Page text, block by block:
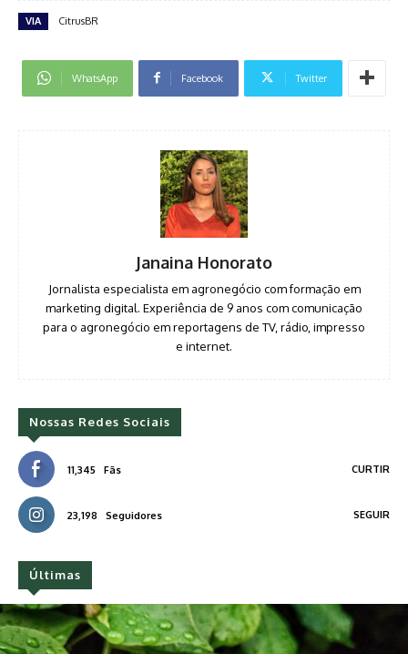
VIA CitrusBR
WhatsApp Facebook Twitter
Janaina Honorato
Jornalista especialista em agronegócio com formação em
marketing digital. Experiência de 9 anos com comunicação
para o agronegócio em reportagens de TV, rádio, impresso
e internet.
Nossas Redes Sociais
11,345 Fãs CURTIR
23,198 Seguidores SEGUIR
Últimas